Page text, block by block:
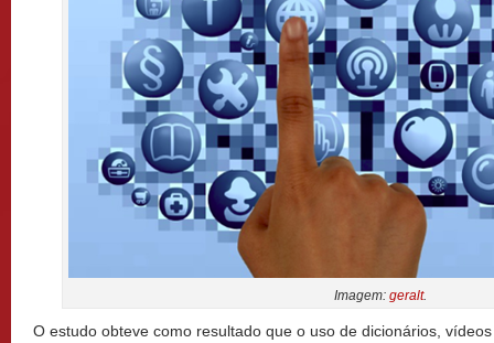
Imagem: geralt.
O estudo obteve como resultado que o uso de dicionários,